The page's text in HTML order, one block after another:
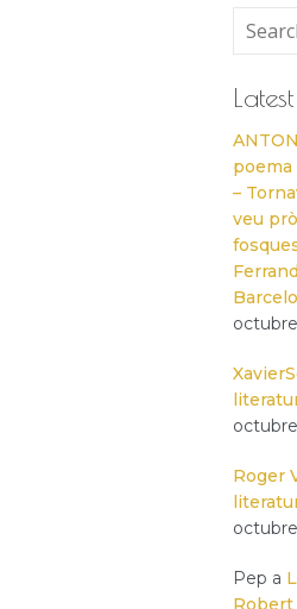
poema
–
veu
octubre
Roger
Pep a
Robert